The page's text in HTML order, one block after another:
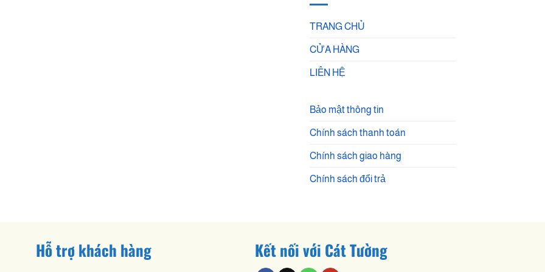
TRANG CHỦ
CỬA HÀNG
LIÊN HỆ
Bảo mật thông tin
Chính sách thanh toán
Chính sách giao hàng
Chính sách đổi trả
Hỗ trợ khách hàng Kết nối với Cát Tường